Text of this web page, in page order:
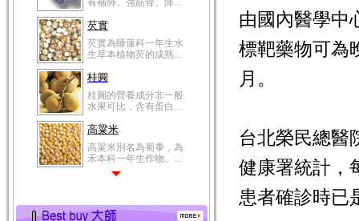
有補肺、強筋骨、降...
芡實
芡實為睡蓮科一年生水
生草本植物芡的成熟...
桂圓
桂圓的營養成分非一般
水果可比，含有蛋白...
高粱米
高粱米別名為蜀黍，為
禾本科一年生作物。...
有蛋白質、脂肪、磷...
由國內醫學中
標靶藥物可為
月。
台北榮民總醫
健康署統計，
患者確診時已